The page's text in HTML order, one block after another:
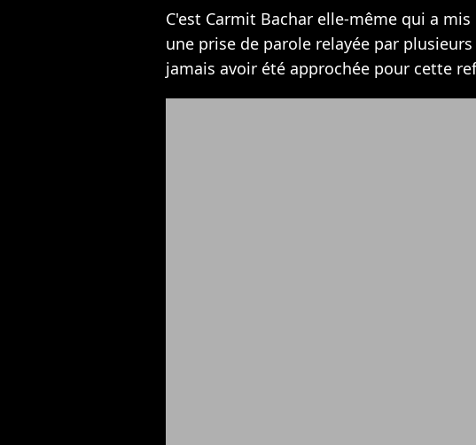
C'est Carmit Bachar elle-même qui a
une prise de parole relayée par
jamais avoir été approchée pour cette